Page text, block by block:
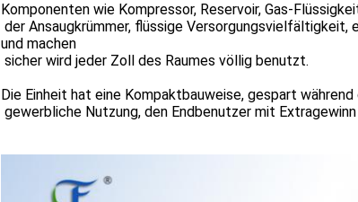
Komponenten wie Kompressor, Reservoir, Gas-
der Ansaugkrümmer, flüssige
und machen
sicher wird jeder Zoll des Raumes völlig benutzt.
Die Einheit hat eine Kompaktbauweise, gespart
gewerbliche Nutzung, den Endbenutzer mit